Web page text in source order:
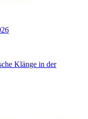
Klänge in der